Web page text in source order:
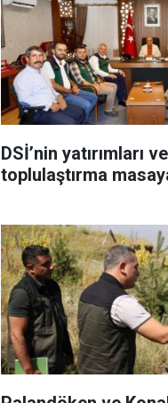
DSİ’nin yatırımları
toplulaştırma